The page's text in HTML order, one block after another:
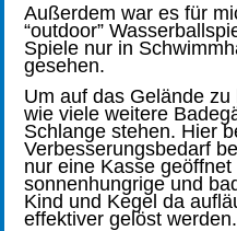
Außerdem war es für
“outdoor”
Spiele nur in
gesehen.
Um auf das Gelände
wie viele weitere
Schlange stehen. Hier
Verbesserungsbedarf
nur eine Kasse
sonnenhungrige und
Kind und Kegel da
effektiver gelöst werden.